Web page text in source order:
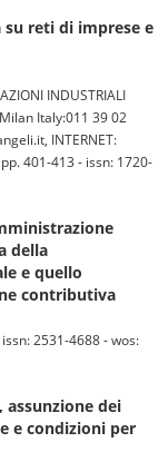
reti di imprese e
INDUSTRIALI
Italy:011 39 02
INTERNET:
401-413 - issn: 1720-
della
e quello
contributiva
2531-4688 - wos:
assunzione dei
e condizioni per